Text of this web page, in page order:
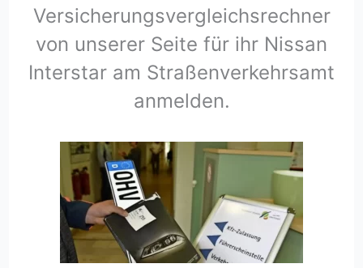
Versicherungsvergleichsrechner
von unserer Seite für ihr Nissan
Interstar am Straßenverkehrsamt
anmelden.